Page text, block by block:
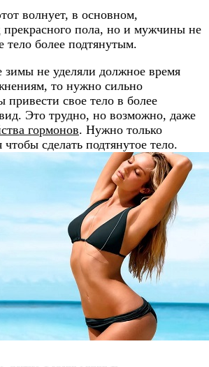
волнует, в основном,
прекрасного пола, но и мужчины не
тело более подтянутым.
зимы не уделяли должное время
то нужно сильно
привести свое тело в более
Это трудно, но возможно, даже
гормонов. Нужно только
сделать подтянутое тело.